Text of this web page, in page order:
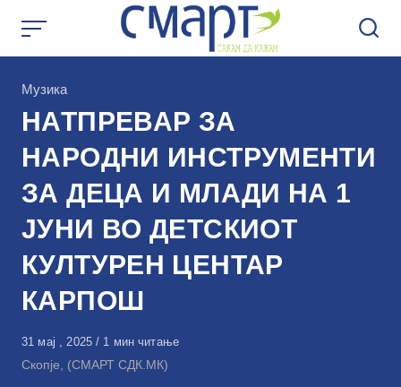
КАтегорија
Музика
НАТПРЕВАР ЗА
НАРОДНИ ИНСТРУМЕНТИ
ЗА ДЕЦА И МЛАДИ НА 1
ЈУНИ ВО ДЕТСКИОТ
КУЛТУРЕН ЦЕНТАР
КАРПОШ
Објавено
на
31 мај , 2025 1 мин читање
Скопје, (СМАРТ СДК.МК)